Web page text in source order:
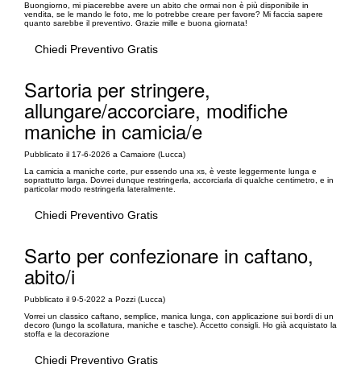
Buongiorno, mi piacerebbe avere un abito che ormai non è più disponibile in
vendita, se le mando le foto, me lo potrebbe creare per favore? Mi faccia sapere
quanto sarebbe il preventivo. Grazie mille e buona giornata!
Chiedi Preventivo Gratis
Sartoria per stringere,
allungare/accorciare, modifiche
maniche in camicia/e
Pubblicato il 17-6-2026 a Camaiore (Lucca)
La camicia a maniche corte, pur essendo una xs, è veste leggermente lunga e
soprattutto larga. Dovrei dunque restringerla, accorciarla di qualche centimetro, e in
particolar modo restringerla lateralmente.
Chiedi Preventivo Gratis
Sarto per confezionare in caftano,
abito/i
Pubblicato il 9-5-2022 a Pozzi (Lucca)
Vorrei un classico caftano, semplice, manica lunga, con applicazione sui bordi di un
decoro (lungo la scollatura, maniche e tasche). Accetto consigli. Ho già acquistato la
stoffa e la decorazione
Chiedi Preventivo Gratis